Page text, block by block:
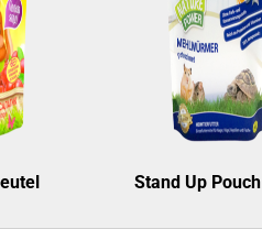
Stand Up Pouch